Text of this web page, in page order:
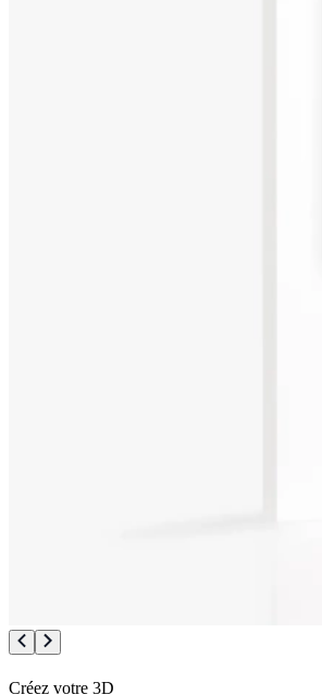
Créez votre 3D